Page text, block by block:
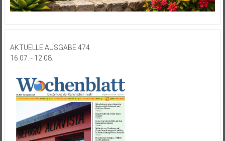
AKTUELLE AUSGABE 474
16.07. - 12.08.